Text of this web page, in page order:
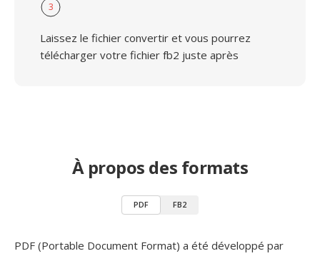
3
Laissez le fichier convertir et vous pourrez
télécharger votre fichier fb2 juste après
À propos des formats
PDF FB2
PDF (Portable Document Format) a été développé par